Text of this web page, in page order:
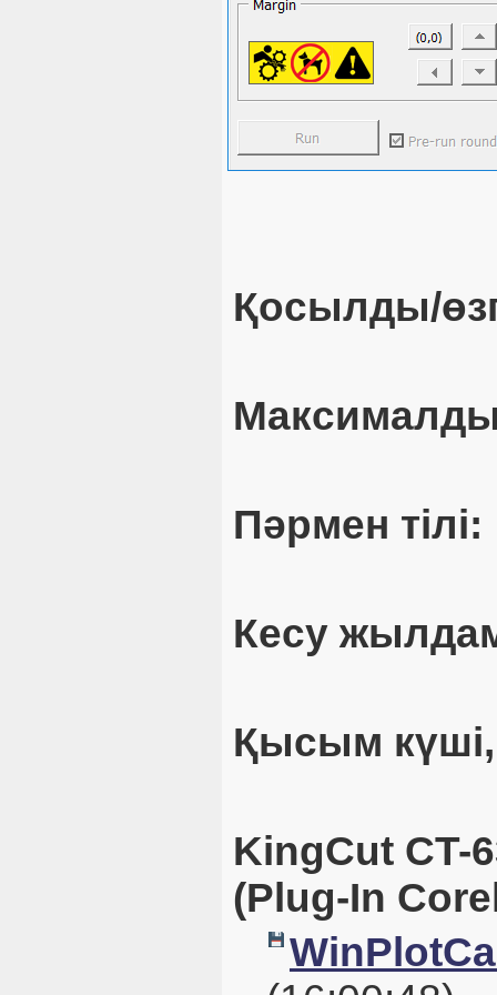
Қосылды/
Пәрмен тілі:
Кесу
Қысым
KingCut CT-
(Plug-In